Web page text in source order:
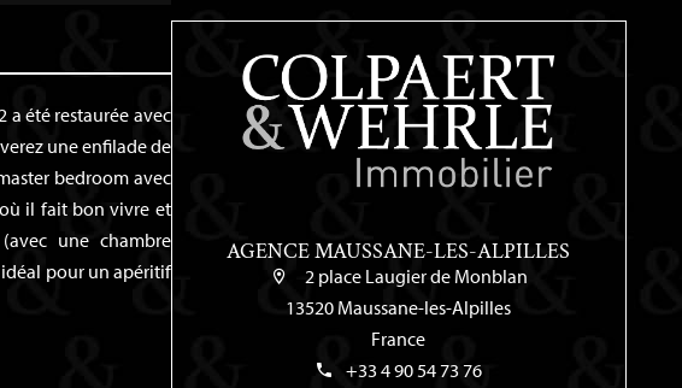
a été restaurée avec
une enfilade de
bedroom avec
où il fait bon vivre et
une chambre
pour un apéritif
AGENCE MAUSSANE-LES-ALPILLES
2 place Laugier de Monblan
13520 Maussane-les-Alpilles
France
+33 4 90 54 73 76